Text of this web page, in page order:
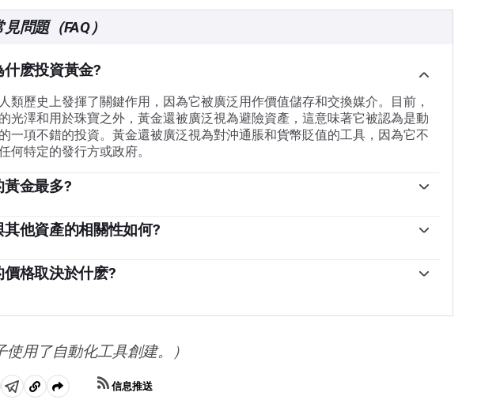
問題（FAQ）
什麽投資黃金?
類歷史上發揮了關鍵作用，因為它被廣泛用作價值儲存和交換媒介。目前，
光澤和用於珠寶之外，黃金還被廣泛視為避險資產，這意味著它被認為是動
一項不錯的投資。黃金還被廣泛視為對沖通脹和貨幣貶值的工具，因為它不
何特定的發行方或政府。
黃金最多?
，並購買黃金，以提高人們對經濟和貨幣實力的看法。高黃金儲備可以成為
其等新興經濟體的央行正在迅速增加黃金儲備。
其他資產的相關性如何?
往往會上漲，使投資者和央行能夠在動蕩時期實現資產多元化。黃金與風險
價格取決於什麽?
黃金價格，因其避險地位。作為一種低收益資產，黃金往往會隨著利率下降
數走勢取決於美元(USD)的表現。強勢美元傾向於控製金價，而弱勢美元則可
使用了自動化工具創建。）
分
複
信息推送